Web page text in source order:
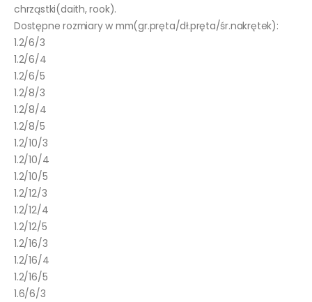
chrząstki(daith, rook).
Dostępne rozmiary w mm(gr.pręta/dł.pręta/śr.nakrętek):
1.2/6/3
1.2/6/4
1.2/6/5
1.2/8/3
1.2/8/4
1.2/8/5
1.2/10/3
1.2/10/4
1.2/10/5
1.2/12/3
1.2/12/4
1.2/12/5
1.2/16/3
1.2/16/4
1.2/16/5
1.6/6/3